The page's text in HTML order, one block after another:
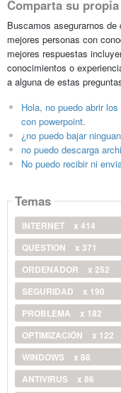
Comparta su
Buscamos asegurarnos
mejores personas con
mejores respuestas
conocimientos o
a alguna de estas
Hola, no puedo abrir
con powerpoint.
¿no puedo bajar
no puedo descarga
No puedo recibir ni
Temas
INTERNET
x 414
QUESTION
x 371
ORDENADOR
x 252
SEGURIDAD
x 190
PROBLEMA
x 182
OPTIMIZACIÓN
x 122
WINDOWS
x 88
ANTIVIRUS
x 86